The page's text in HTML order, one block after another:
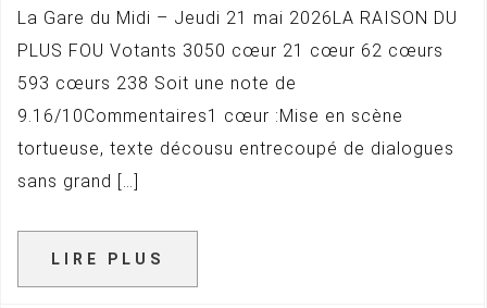
La Gare du Midi – Jeudi 21 mai 2026LA RAISON DU
PLUS FOU Votants 3050 cœur 21 cœur 62 cœurs
593 cœurs 238 Soit une note de
9.16/10Commentaires1 cœur :Mise en scène
tortueuse, texte décousu entrecoupé de dialogues
sans grand […]
LIRE PLUS